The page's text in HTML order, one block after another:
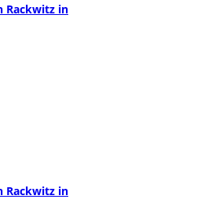
Rackwitz in
Rackwitz in